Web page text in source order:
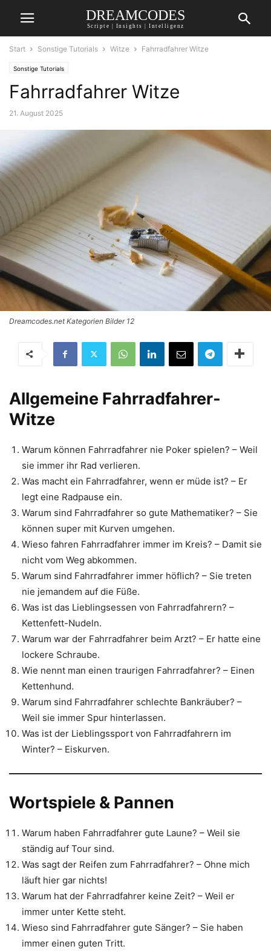
DREAMCODES
Scripte | Insights | Intelligenz
Start Sonstige Tutorials Witze Fahrradfahrer Witze
Sonstige Tutorials
Fahrradfahrer Witze
21. August 2025
Dreamcodes.net Kategorien Bilder 12
Allgemeine Fahrradfahrer-
Witze
Warum können Fahrradfahrer nie Poker spielen? – Weil
sie immer ihr Rad verlieren.
Was macht ein Fahrradfahrer, wenn er müde ist? – Er
legt eine Radpause ein.
Warum sind Fahrradfahrer so gute Mathematiker? – Sie
können super mit Kurven umgehen.
Wieso fahren Fahrradfahrer immer im Kreis? – Damit sie
nicht vom Weg abkommen.
Warum sind Fahrradfahrer immer höflich? – Sie treten
nie jemandem auf die Füße.
Was ist das Lieblingsessen von Fahrradfahrern? –
Kettenfett-Nudeln.
Warum war der Fahrradfahrer beim Arzt? – Er hatte eine
lockere Schraube.
Wie nennt man einen traurigen Fahrradfahrer? – Einen
Kettenhund.
Warum sind Fahrradfahrer schlechte Bankräuber? –
Weil sie immer Spur hinterlassen.
Was ist der Lieblingssport von Fahrradfahrern im
Winter? – Eiskurven.
Wortspiele & Pannen
Warum haben Fahrradfahrer gute Laune? – Weil sie
ständig auf Tour sind.
Was sagt der Reifen zum Fahrradfahrer? – Ohne mich
läuft hier gar nichts!
Warum hat der Fahrradfahrer keine Zeit? – Weil er
immer unter Kette steht.
Wieso sind Fahrradfahrer gute Sänger? – Sie haben
immer einen guten Tritt.